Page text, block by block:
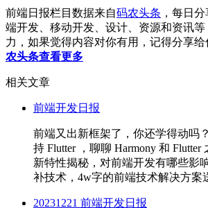
前端日报栏目数据来自码农头条 ，每日
端开发、移动开发、设计、资源和资讯
力，如果觉得内容对你有用，记得分享给
农头条查看更多
相关文章
前端开发日报
前端又出新框架了，你还学得动吗
持 Flutter ，聊聊 Harmony 和 Flutter
新特性揭秘，对前端开发有哪些影
补技术，4w字的前端技术解决方案
20231221 前端开发日报